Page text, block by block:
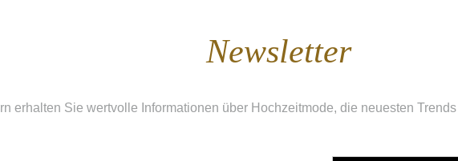
Newsletter
erhalten Sie wertvolle Informationen über Hochzeitmode, die neuesten